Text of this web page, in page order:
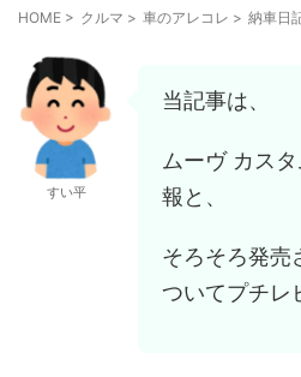
HOME > クルマ > 車のアレコレ > 納車日
すい平
当記事は、
ムーヴ カス
報と、
そろそろ発売
ついてプチレ